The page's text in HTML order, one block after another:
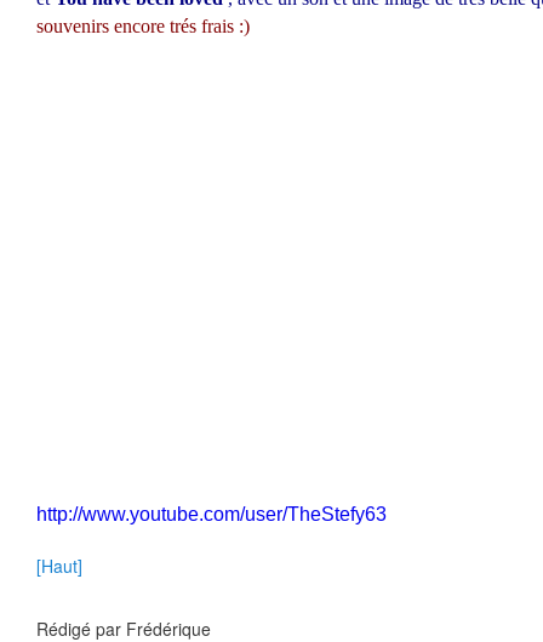
souvenirs encore trés frais :)
http://www.youtube.com/user/TheStefy63
[Haut]
Rédigé par Frédérique